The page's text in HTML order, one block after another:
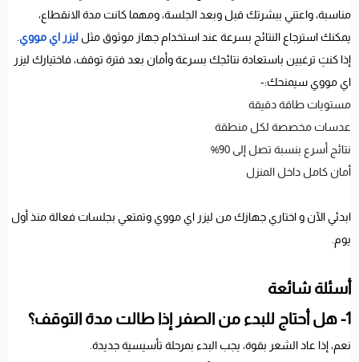
مناسبة، واعتني ببشرتك قبل وبعد الجلسة، ومهما كانت مدة الانقطاع،
يمكنك استرجاع النتائج بسرعة عند استخدام جهاز موثوق مثل ليزر اي مووي.
إذا كنتِ ترغبين باستعادة نتائجك بسرعة وأمان بعد فترة توقف، فاختيارك ليزر
اي مووي سيمنحك:-
مستويات طاقة دقيقة
عدسات مخصصة لكل منطقة
نتائج أسرع بنسبة تصل إلى 90%
أمان كامل داخل المنزل
ابدئي الآن و اختاري جهازك من ليزر اي مووي وتمتعي بجلسات فعالة منذ أول
يوم.
أسئلة شائعة
1- هل أحتاج للبدء من الصفر إذا طالت مدة التوقف؟
نعم، إذا عاد الشعر بقوة، يجب البدء بمرحلة تأسيسية جديدة.